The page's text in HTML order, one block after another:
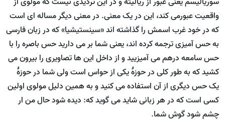
واقعیت عبورمی کند، این در یک معنی. در معنی دیگر مساله ای است
که در خود غرب اسمش را گذاشته اند «سینستیشیا» که در زبان فارسی
به حس آمیزی ترجمه کرده اند، یعنی شما بر می دارید حس باصره را با
حس سامعه درهم می آمیزیید و از داخل این ها تصاویری را بیرون می
کشید که به طور کلی در حوزۀ یکی از حواس است ولی شما در حوزۀ
یک حس دیگری از آن استفاده می کنید و به همین دلیل مولوی اولین
کسی است که در هر زبانی شاید می گوید که: دیده شود حال من ار
چشم شود گوش شما.